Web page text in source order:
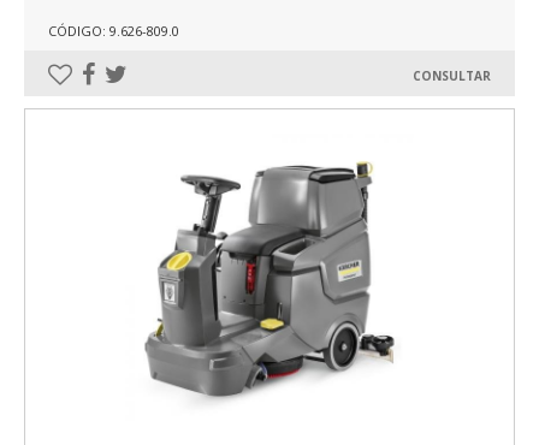
CÓDIGO: 9.626-809.0
CONSULTAR